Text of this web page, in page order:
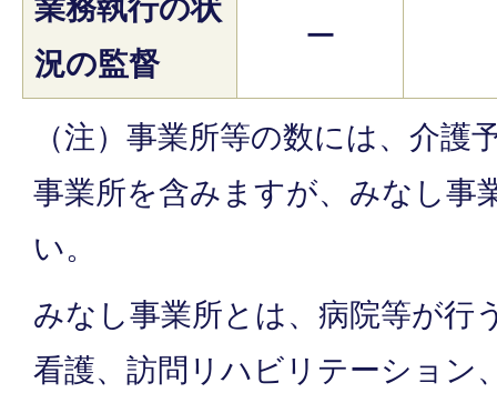
業務執行の状
況の監督
ー
（注）事業所等の数には、介護
事業所を含みますが、みなし事
い。
みなし事業所とは、病院等が行
看護、訪問リハビリテーション